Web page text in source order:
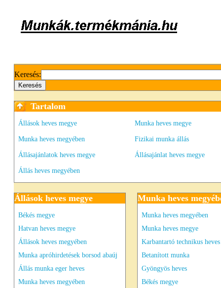
Keresés:
Tartalom
Állások heves megye
Munka heves megye
Munka heves megyében
Fizikai munka állás
Állásajánlatok heves megye
Állásajánlat heves megye
Állás heves megyében
Állások heves megye
Békés megye
Hatvan heves megye
Állások heves megyében
Munka apróhirdetések borsod abaúj
Állás munka eger heves
Munka heves megyében
Munka heves
Munka heves megyében
Munka heves megye
Karbantartó technikus
Betanított munka
Gyöngyös heves
Békés megye